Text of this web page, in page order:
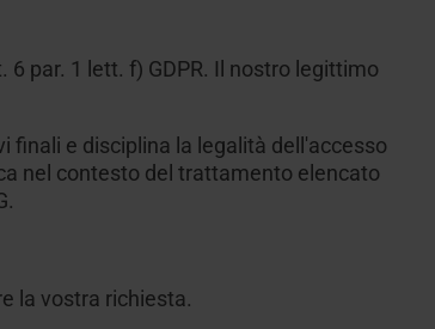
par. 1 lett. f) GDPR. Il nostro legittimo
finali e disciplina la legalità dell'accesso
nel contesto del trattamento elencato
la vostra richiesta.